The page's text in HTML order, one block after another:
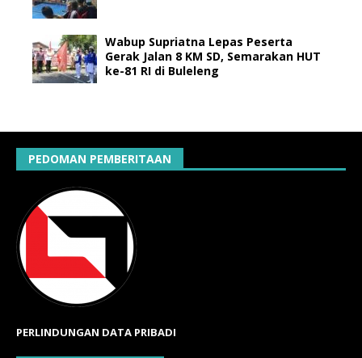
Wabup Supriatna Lepas Peserta
Gerak Jalan 8 KM SD, Semarakan HUT
ke-81 RI di Buleleng
PEDOMAN PEMBERITAAN
PERLINDUNGAN DATA PRIBADI